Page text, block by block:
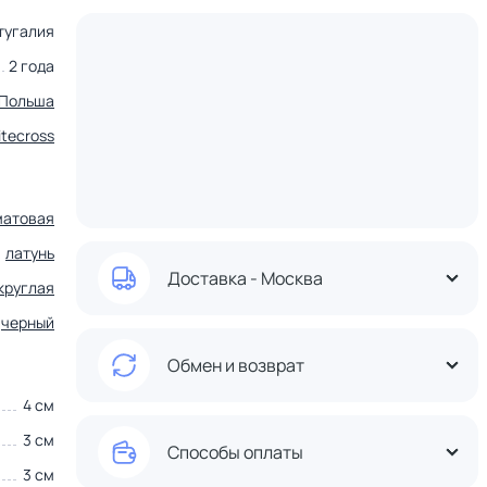
2 года
Польша
латунь
черный
4 см
3 см
3 см
Доставка - Москва
Обмен и возврат
Способы оплаты